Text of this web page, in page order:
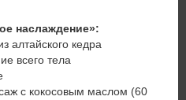
наслаждение»:
алтайского кедра
всего тела
с кокосовым маслом (60